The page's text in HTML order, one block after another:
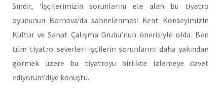
Sındır, ‘İşçilerimizin sorunlarını ele alan bu tiyatro
oyununun Bornova’da sahnelenmesi Kent Konseyimizin
Kültür ve Sanat Çalışma Grubu’nun önerisiyle oldu. Ben
tüm tiyatro severleri işçilerin sorunlarını daha yakından
görmek üzere bu tiyatroyu birlikte izlemeye davet
ediyorum’diye konuştu.